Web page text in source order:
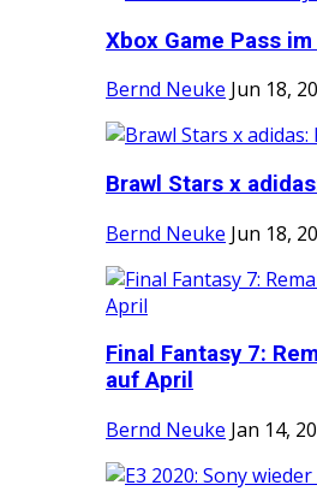
Xbox Game Pass
Bernd Neuke Jun 18,
Brawl Stars x
Bernd Neuke Jun 18,
Final Fantasy 7:
auf April
Bernd Neuke Jan 14,